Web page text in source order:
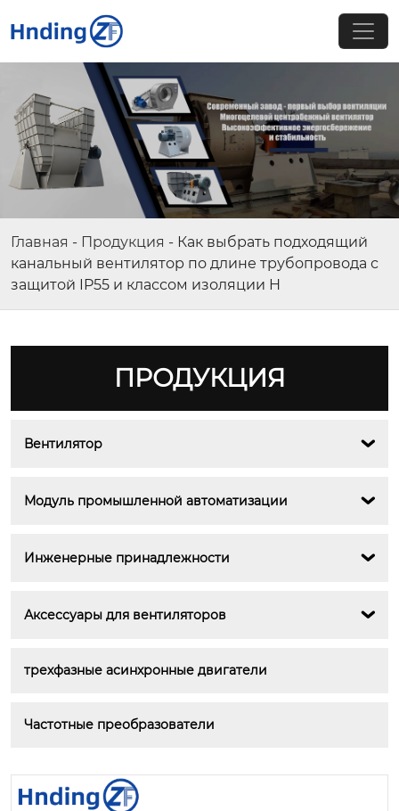
Главная - Продукция - Как выбрать подходящий
канальный вентилятор по длине трубопровода с
защитой IP55 и классом изоляции H
ПРОДУКЦИЯ
Вентилятор 
Модуль промышленной автоматизации 
Инженерные принадлежности 
Аксессуары для вентиляторов 
трехфазные асинхронные двигатели
Частотные преобразователи